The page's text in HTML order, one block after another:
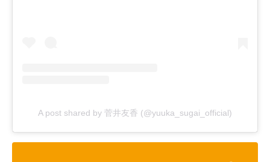
A post shared by 菅井友香 (@yuuka_sugai_official)